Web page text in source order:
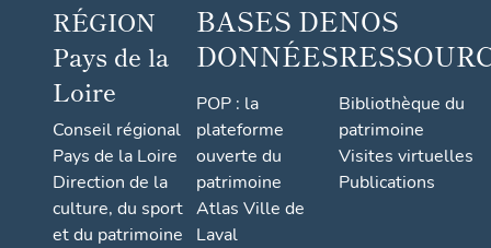
RÉGION
Pays de la
Loire
Conseil régional
Pays de la Loire
Direction de la
culture, du sport
et du patrimoine
BASES DE
DONNÉES
POP : la
plateforme
ouverte du
patrimoine
Atlas Ville de
Laval
NOS
Bibliothèque du
patrimoine
Visites virtuelles
Publications